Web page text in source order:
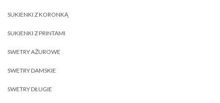
SUKIENKI Z KORONKĄ
SUKIENKI Z PRINTAMI
SWETRY AŻUROWE
SWETRY DAMSKIE
SWETRY DŁUGIE